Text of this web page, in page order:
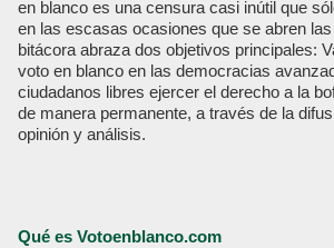
en blanco es una censura casi inútil que
en las escasas ocasiones que se abren
bitácora abraza dos objetivos principales:
voto en blanco en las democracias
ciudadanos libres ejercer el derecho a la
de manera permanente, a través de la
opinión y análisis.
Qué es Votoenblanco.com